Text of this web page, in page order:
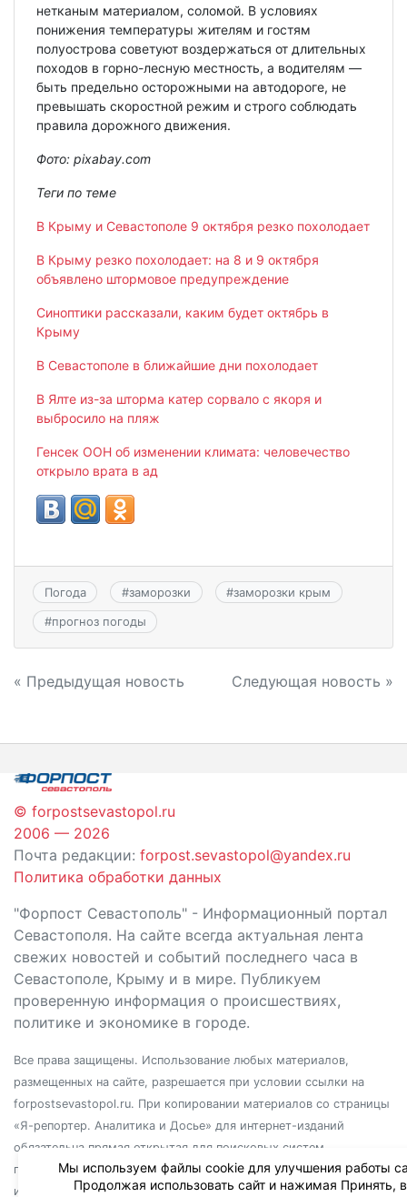
нетканым материалом, соломой. В условиях
понижения температуры жителям и гостям
полуострова советуют воздержаться от длительных
походов в горно-лесную местность, а водителям —
быть предельно осторожными на автодороге, не
превышать скоростной режим и строго соблюдать
правила дорожного движения.
Фото: pixabay.com
Теги по теме
В Крыму и Севастополе 9 октября резко похолодает
В Крыму резко похолодает: на 8 и 9 октября
объявлено штормовое предупреждение
Синоптики рассказали, каким будет октябрь в
Крыму
В Севастополе в ближайшие дни похолодает
В Ялте из-за шторма катер сорвало с якоря и
выбросило на пляж
Генсек ООН об изменении климата: человечество
открыло врата в ад
Погода #заморозки #заморозки крым
#прогноз погоды
Навигация
записям
« Предыдущая новость Следующая новость »
© forpostsevastopol.ru
2006 — 2026
Почта редакции: forpost.sevastopol@yandex.ru
Политика обработки данных
"Форпост Севастополь" - Информационный портал
Севастополя. На сайте всегда актуальная лента
свежих новостей и событий последнего часа в
Севастополе, Крыму и в мире. Публикуем
проверенную информация о происшествиях,
политике и экономике в городе.
Все права защищены. Использование любых материалов,
размещенных на сайте, разрешается при условии ссылки на
forpostsevastopol.ru. При копировании материалов со страницы
«Я-репортер. Аналитика и Досье» для интернет-изданий
обязательна прямая открытая для поисковых систем
гиперссылка. Независимо от полного или частичного
использования материалов, ссылка должна быть размещена в
Мы используем файлы cookie для улучшения работы
Продолжая использовать сайт и нажимая Принять,